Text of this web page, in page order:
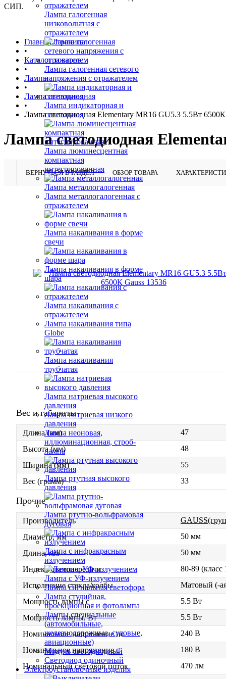
Лампа галогенная
низковольтная с
отражателем
Лампа галогенная сетевого
напряжения с отражателем
Лампа индикаторная и
сигнальная
Лампа люминесцентная
компактная
интегрированная
Лампа металлогалогенная
Лампа металлогалогенная с
отражателем
Лампа накаливания в форме
свечи
Лампа накаливания в форме
шара
Лампа накаливания с
отражателем
Лампа накаливания типа
Globe
Лампа накаливания
трубчатая
Лампа натриевая высокого
давления
Лампа натриевая низкого
давления
Лампа неоновая,
иллюминационная, строб-
лампа
Лампа ртутная высокого
давления
Лампа ртутно-вольфрамовая
дуговая
Лампа с инфракрасным
излучением
Лампа с УФ-излучением
Лампа сигнальная светофора
Лампа студийная,
проекционная и фотолампа
Лампы специальные
(автомобильные,
железнодорожные, судовые,
авиационные)
Модуль светодиодный
Светодиод одиночный
Электроустановочные изделия
СИП.
Главная страница
•
Каталог товаров
•
Лампы
•
Лампа светодиодная
•
Лампа светодиодная Elementary MR16 GU5.3 5.5Вт 6500К
Лампа светодиодная
ВЕРНУТЬСЯ В РАЗДЕЛ ОБЗОР ТОВАРА
Вес и габариты
Длина (мм)
47
Высота (мм)
48
Ширина (мм)
55
Вес (грамм)
33
Прочие
Производитель
Диаметр, мм
50 мм
Длина, мм
50 мм
Индекс цветопередачи
80-89 (класс
Исполнение стекла/колбы
Матовый (-
Мощность лампы с
5.5 Вт
Мощность лампы, Вт
5.5 Вт
Номинальное напряжение по
240 В
Номинальное напряжение с
180 В
Номинальный световой поток
470 лм